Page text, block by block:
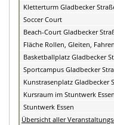
Kletterturm Gladbecker
Soccer Court
Beach-Court Gladbecker
Fläche Rollen, Gleiten,
Basketballplatz Gladbecker
Sportcampus Gladbecker
Kunstrasenplatz Gladbecker
Kursraum im Stuntwerk Essen
Stuntwerk Essen
Übersicht aller